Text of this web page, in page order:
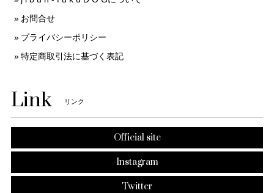
お問合せ
プライバシーポリシー
特定商取引法に基づく表記
Link リンク
Official site
Instagram
Twitter